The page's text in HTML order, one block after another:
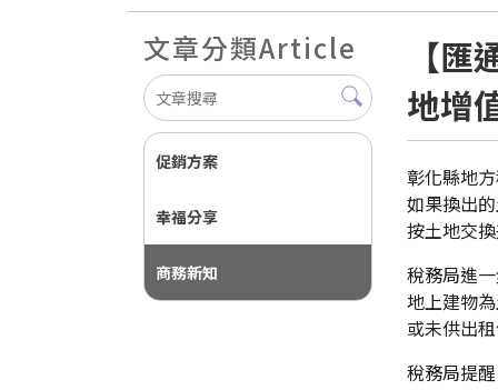
文章分類Article
促銷方案
幸福分享
商務新知
【
地增
彰化縣地
如果換出
按土地交
稅務局進
地上建物
或未供出
稅務局提